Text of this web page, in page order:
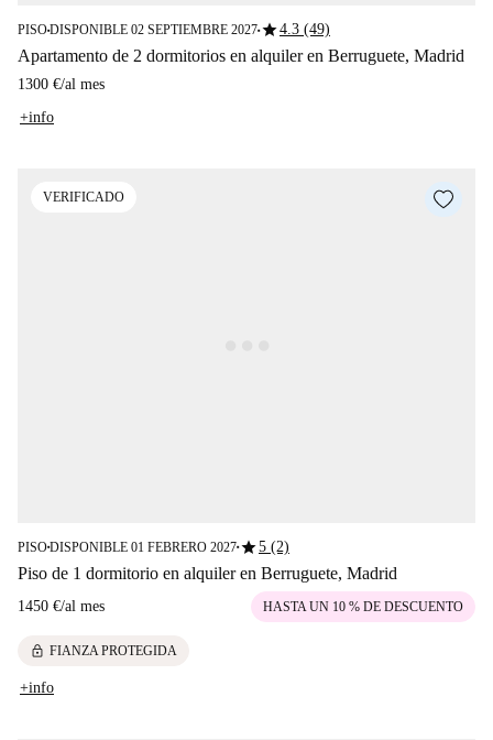
PISO■DISPONIBLE 02 SEPTIEMBRE 2027■star4.3 (49)
Apartamento de 2 dormitorios en alquiler en Berruguete, Madrid
1300 €/al mes
+info
VERIFICADO
PISO■DISPONIBLE 01 FEBRERO 2027■star5 (2)
Piso de 1 dormitorio en alquiler en Berruguete, Madrid
1450 €/al mes HASTA UN 10 % DE DESCUENTO
lock FIANZA PROTEGIDA
+info